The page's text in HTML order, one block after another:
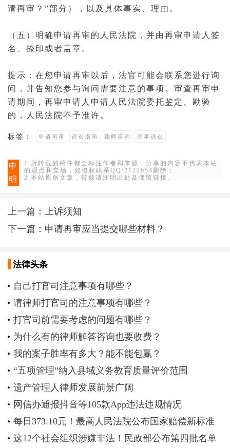
请再审？”部分），以及具体事实、理由。
（五）明确申请再审的人民法院，并由再审申请人签
名、捺印或者盖章。
提示：在您申请再审以后，法官可能会联系您进行询
问，并告知您参与询问需要注意的事项。审查再审申
请期间，再审申请人申请人民法院委托鉴定、勘验
的，人民法院不予准许。
标签： 申请再审 诉讼指南 律师咨询 民事诉讼
申
明
1.所转载的稿件都会标注作者和来源，分享的内容不代表本站
的观点和立场，如侵权联系QQ:2122654删除；
2.本站原创文章，转载请注明出处及保留链接。
上一篇：
上诉须知
下一篇： 申请再审应当提交哪些材料？
法律头条
自己打官司注意事项有哪些？
请律师打官司的注意事项有哪些？
打官司前需要考虑的问题有哪些？
为什么有的律师解答咨询也要收费？
我的案子胜率有多大？能不能包赢？
“五项管理”纳入县域义务教育质量评价范围
遗产管理人律师发展前景广阔
网信办通报抖音等105款App违法违规情况
每日373.10元！最高人民法院公布国家赔偿新标准
这12个社会组织涉嫌非法！民政部公布第四批名单